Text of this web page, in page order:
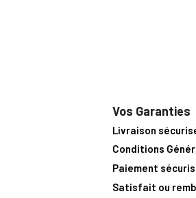
Vos Garanties
Livraison
Conditions
Paiement
Satisfait ou